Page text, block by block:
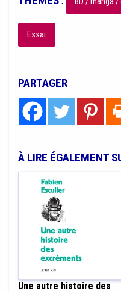
Essai
PARTAGER
À LIRE ÉGALEMENT
Une autre histoire des